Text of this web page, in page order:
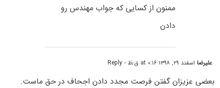
ممنون از کسایی که جواب مهندس رو
دادن
علیرضااسفند ۲۹, ۱۳۹۸ at ۰:۱۶ ق٫ظ - Reply
بعضی عزیزان گفتن فرصت مجدد دادن اجحاف در حق ماست.